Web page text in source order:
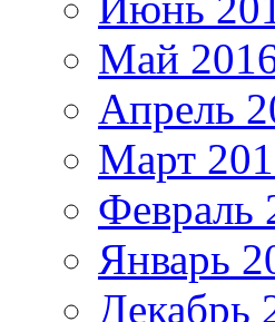
Май
Апрель
Март
Февраль
Январь
Декабрь